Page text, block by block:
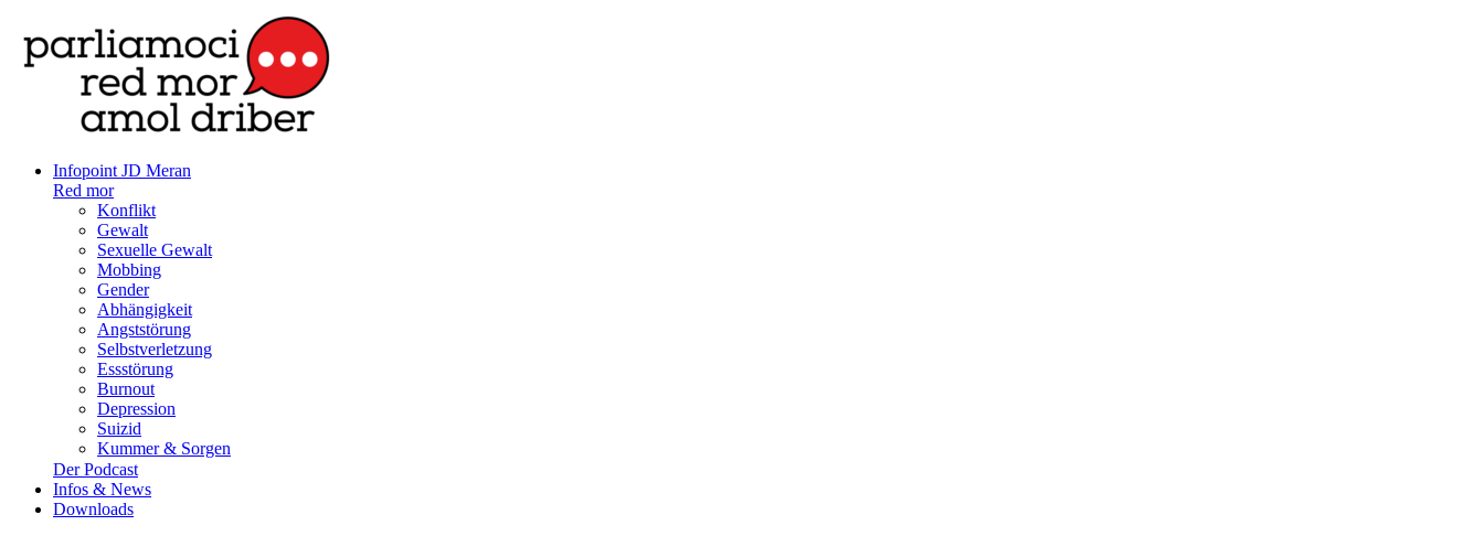
Infopoint JD Meran
Red mor
Konflikt
Gewalt
Sexuelle Gewalt
Mobbing
Gender
Abhängigkeit
Angststörung
Selbstverletzung
Essstörung
Burnout
Depression
Suizid
Kummer & Sorgen
Der Podcast
Infos & News
Downloads